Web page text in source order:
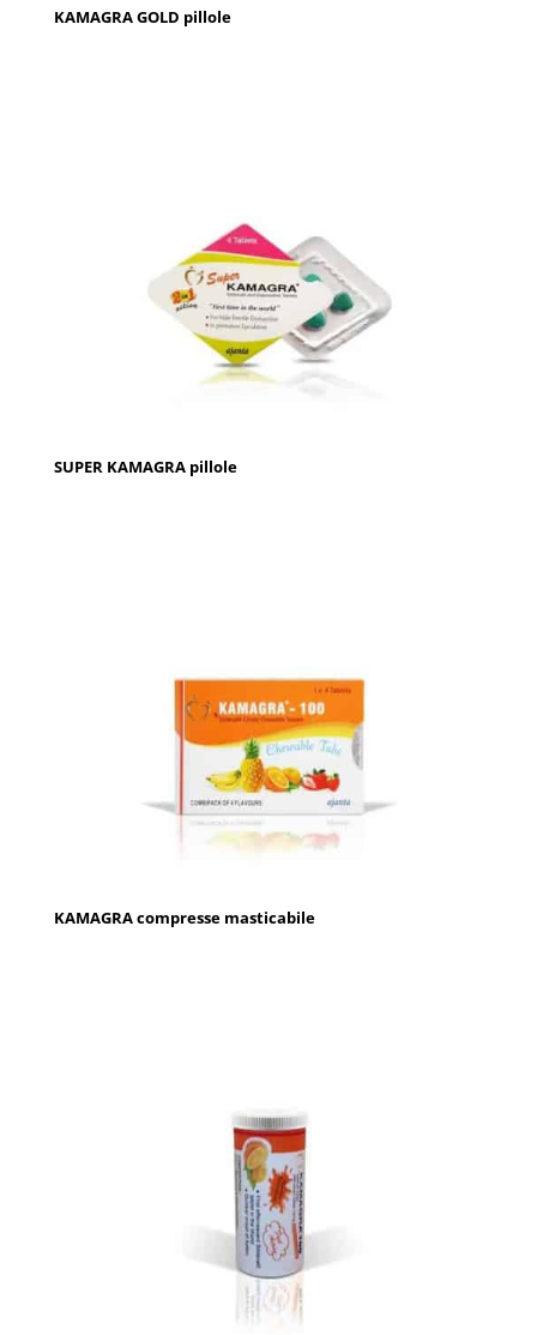
KAMAGRA GOLD pillole
SUPER KAMAGRA pillole
KAMAGRA compresse masticabile